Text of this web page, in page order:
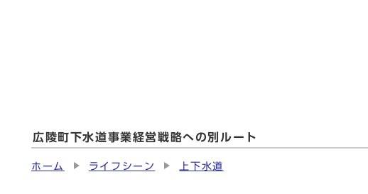
広陵町下水道事業経営戦略への別ルート
ホーム ライフシーン 上下水道